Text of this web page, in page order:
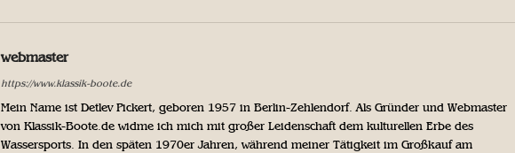
webmaster
https://www.klassik-boote.de
Mein Name ist Detlev Pickert, geboren 1957 in Berlin-Zehlendorf. Als Gründer und Webmaster
von Klassik-Boote.de widme ich mich mit großer Leidenschaft dem kulturellen Erbe des
Wassersports. In den späten 1970er Jahren, während meiner Tätigkeit im Großkauf am